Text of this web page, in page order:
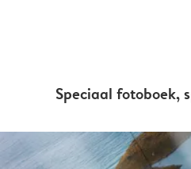
Speciaal fotoboek,